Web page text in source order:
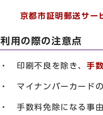
京都市証明郵送サ
利用の際の注意点
・ 印刷不良を除き、 手
・ マイナンバーカード
・ 手数料免除になる事